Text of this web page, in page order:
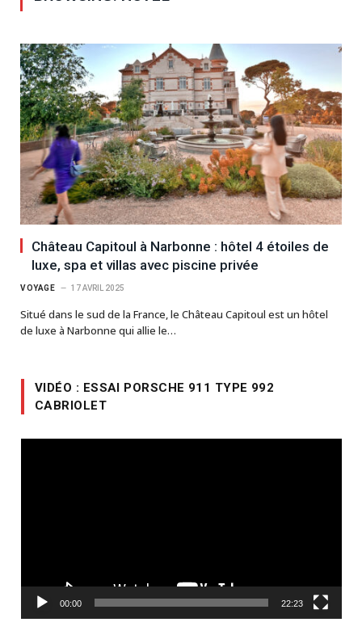
Château Capitoul à Narbonne : hôtel 4 étoiles de
luxe, spa et villas avec piscine privée
VOYAGE 17 AVRIL 2025
Situé dans le sud de la France, le Château Capitoul est un hôtel
de luxe à Narbonne qui allie le…
VIDÉO : ESSAI PORSCHE 911 TYPE 992
CABRIOLET
00:00 22:23